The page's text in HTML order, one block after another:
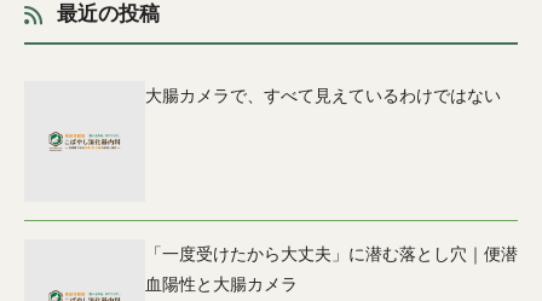
最近の投稿
大腸カメラで、すべて見えているわけではない
「一度受けたから大丈夫」に潜む落とし穴｜便潜
血陽性と大腸カメラ